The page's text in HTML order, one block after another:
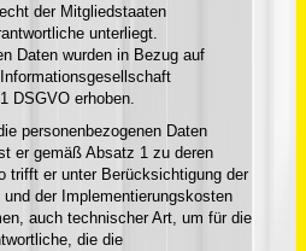
der Mitgliedstaaten
unterliegt.
Daten wurden in Bezug auf
DSGVO erhoben.
personenbezogenen Daten
er gemäß Absatz 1 zu deren
trifft er unter Berücksichtigung der
der Implementierungskosten
auch technischer Art, um für die
die die